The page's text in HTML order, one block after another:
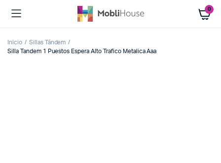
0
Inicio
Sillas Tándem
Silla Tandem 1 Puestos Espera Alto Trafico Metalica Aaa